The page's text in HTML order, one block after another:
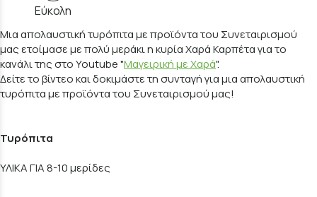
Εύκολη
Μια απολαυστική τυρόπιτα με προϊόντα του Συνεταιρισμού
μας ετοίμασε με πολύ μεράκι η κυρία Χαρά Καρπέτα για το
κανάλι της στο Youtube "Μαγειρική με Χαρά".
Δείτε το βίντεο και δοκιμάστε τη συνταγή για μια απολαυστική
τυρόπιτα με προϊόντα του Συνεταιρισμού μας!
Τυρόπιτα
ΥΛΙΚΑ ΓΙΑ 8-10 μερίδες